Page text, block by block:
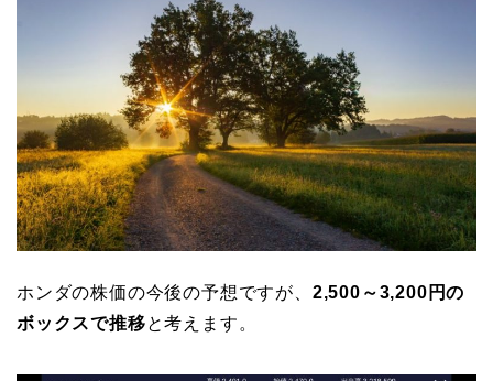
ホンダの株価の今後の予想ですが、 2,500～3,200円の
ボックスで推移と考えます。